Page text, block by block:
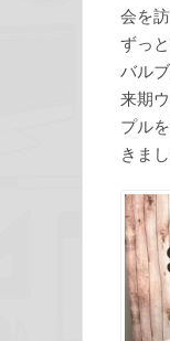
会を訪
ずっ
バル
来期
プル
きまし